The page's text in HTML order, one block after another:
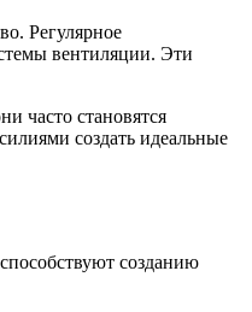
Регулярное
вентиляции. Эти
часто становятся
создать идеальные
созданию